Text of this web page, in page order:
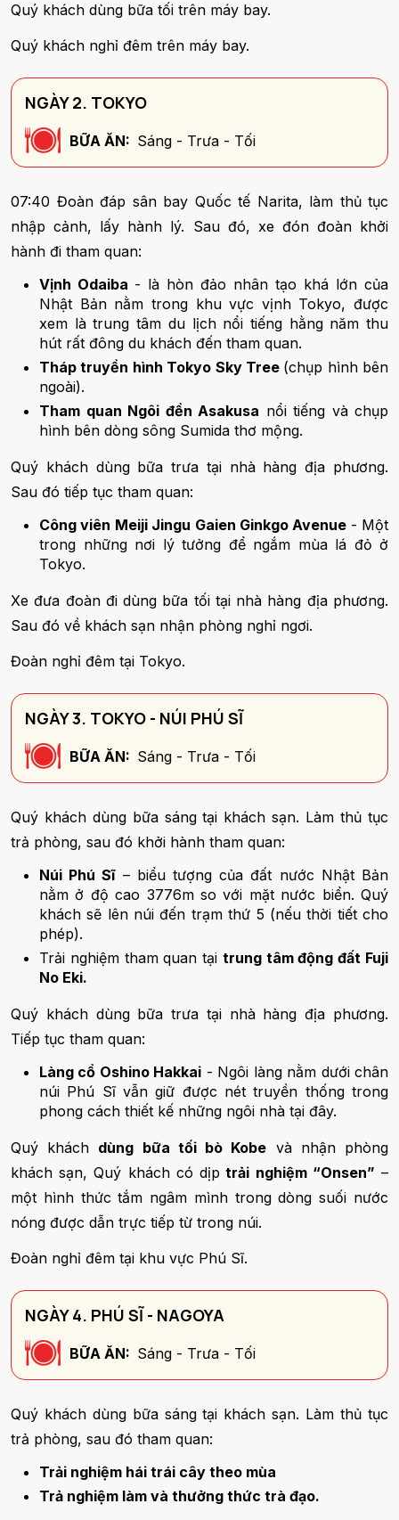
Quý khách dùng bữa tối trên máy bay.
Quý khách nghỉ đêm trên máy bay.
NGÀY 2. TOKYO
BỮA ĂN: Sáng - Trưa - Tối
07:40 Đoàn đáp sân bay Quốc tế Narita, làm thủ tục
nhập cảnh, lấy hành lý. Sau đó, xe đón đoàn khởi
hành đi tham quan:
Vịnh Odaiba - là hòn đảo nhân tạo khá lớn của
Nhật Bản nằm trong khu vực vịnh Tokyo, được
xem là trung tâm du lịch nổi tiếng hằng năm thu
hút rất đông du khách đến tham quan.
Tháp truyền hình Tokyo Sky Tree (chụp hình bên
ngoài).
Tham quan Ngôi đền Asakusa nổi tiếng và chụp
hình bên dòng sông Sumida thơ mộng.
Quý khách dùng bữa trưa tại nhà hàng địa phương.
Sau đó tiếp tục tham quan:
Công viên Meiji Jingu Gaien Ginkgo Avenue - Một
trong những nơi lý tưởng để ngắm mùa lá đỏ ở
Tokyo.
Xe đưa đoàn đi dùng bữa tối tại nhà hàng địa phương.
Sau đó về khách sạn nhận phòng nghỉ ngơi.
Đoàn nghỉ đêm tại Tokyo.
NGÀY 3. TOKYO - NÚI PHÚ SĨ
BỮA ĂN: Sáng - Trưa - Tối
Quý khách dùng bữa sáng tại khách sạn. Làm thủ tục
trả phòng, sau đó khởi hành tham quan:
Núi Phú Sĩ– biểu tượng của đất nước Nhật Bản
nằm ở độ cao 3776m so với mặt nước biển. Quý
khách sẽ lên núi đến trạm thứ 5 (nếu thời tiết cho
phép).
Trải nghiệm tham quan tại trung tâm động đất Fuji
No Eki.
Quý khách dùng bữa trưa tại nhà hàng địa phương.
Tiếp tục tham quan:
Làng cổ Oshino Hakkai - Ngôi làng nằm dưới chân
núi Phú Sĩ vẫn giữ được nét truyền thống trong
phong cách thiết kế những ngôi nhà tại đây.
Quý khách dùng bữa tối bò Kobe và nhận phòng
khách sạn, Quý khách có dịp trải nghiệm “Onsen” –
một hình thức tắm ngâm mình trong dòng suối nước
nóng được dẫn trực tiếp từ trong núi.
Đoàn nghỉ đêm tại khu vực Phú Sĩ.
NGÀY 4. PHÚ SĨ - NAGOYA
BỮA ĂN: Sáng - Trưa - Tối
Quý khách dùng bữa sáng tại khách sạn. Làm thủ tục
trả phòng, sau đó tham quan:
Trải nghiệm hái trái cây theo mùa
Trả nghiệm làm và thưởng thức trà đạo.